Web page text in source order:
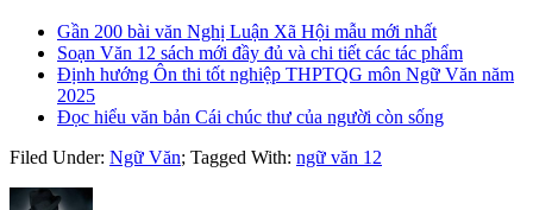
Gần 200 bài văn Nghị Luận Xã Hội mẫu mới nhất
Soạn Văn 12 sách mới đầy đủ và chi tiết các tác phẩm
Định hướng Ôn thi tốt nghiệp THPTQG môn Ngữ Văn năm
2025
Đọc hiểu văn bản Cái chúc thư của người còn sống
Filed Under: Ngữ Văn; Tagged With: ngữ văn 12